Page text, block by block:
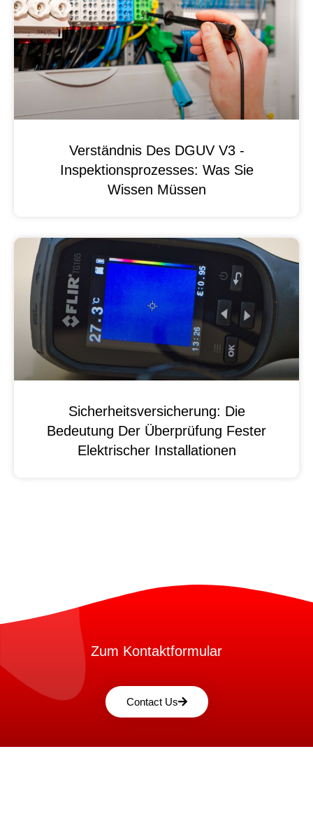
Verständnis Des DGUV V3 -
Inspektionsprozesses: Was Sie
Wissen Müssen
Sicherheitsversicherung: Die
Bedeutung Der Überprüfung Fester
Elektrischer Installationen
Zum Kontaktformular
Contact Us